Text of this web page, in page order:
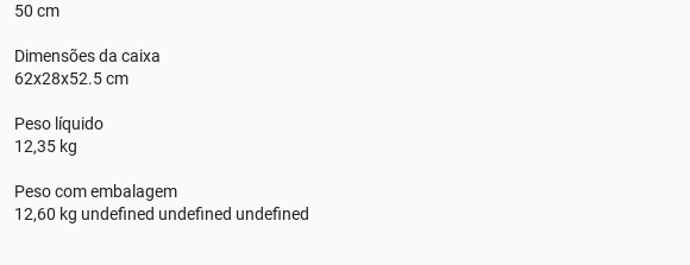
50 cm
Dimensões da caixa
62x28x52.5 cm
Peso líquido
12,35 kg
Peso com embalagem
12,60 kg undefined undefined undefined